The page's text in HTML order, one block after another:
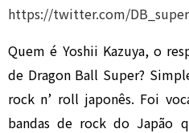
https://twitter.com/
Quem é Yoshii Kazuya, o
de Dragon Ball Super?
rock n’ roll japonês. Foi
bandas de rock do Japão